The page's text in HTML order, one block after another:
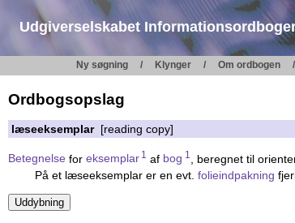
Udgiverselskabet
Ny søgning Klynger Om ordbogen
Ordbogsopslag
læseeksemplar[reading copy]
Betegnelse for eksemplar 1 af bog 1 , beregnet til
På et læseeksemplar er en evt. folieindpakning